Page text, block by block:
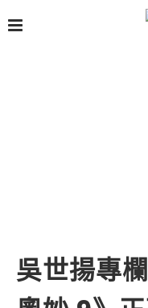
吳世揚專